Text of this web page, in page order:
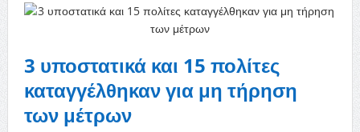
3 υποστατικά και 15 πολίτες
καταγγέλθηκαν για μη τήρηση
των μέτρων